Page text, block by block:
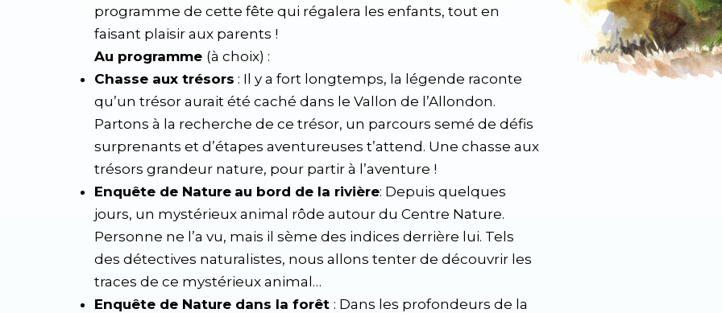
programme de cette fête qui régalera les enfants, tout en
faisant plaisir aux parents !
Au programme (à choix) :
Chasse aux trésors : Il y a fort longtemps, la légende raconte
qu’un trésor aurait été caché dans le Vallon de l’Allondon.
Partons à la recherche de ce trésor, un parcours semé de défis
surprenants et d’étapes aventureuses t’attend. Une chasse aux
trésors grandeur nature, pour partir à l’aventure !
Enquête de Nature au bord de la rivière: Depuis quelques
jours, un mystérieux animal rôde autour du Centre Nature.
Personne ne l’a vu, mais il sème des indices derrière lui. Tels
des détectives naturalistes, nous allons tenter de découvrir les
traces de ce mystérieux animal…
Enquête de Nature dans la forêt : Dans les profondeurs de la